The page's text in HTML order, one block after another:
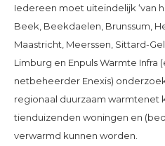
Iedereen moet uiteindelijk ‘van
Beek, Beekdaelen, Brunssum,
Maastricht, Meerssen, Sittard-
Limburg en Enpuls Warmte Infra
netbeheerder Enexis)
regionaal duurzaam warmtenet
tienduizenden woningen en
verwarmd kunnen worden.